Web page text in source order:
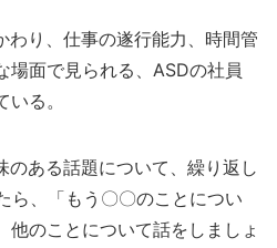
り、仕事の遂行能力、時間管
場面で見られる、ASDの社員
る。
ある話題について、繰り返し
ら、「もう〇〇のことについ
他のことについて話をしましょ